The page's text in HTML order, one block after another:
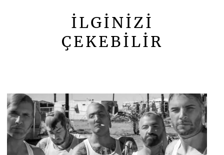
İLGİNİZİ
ÇEKEBİLİR